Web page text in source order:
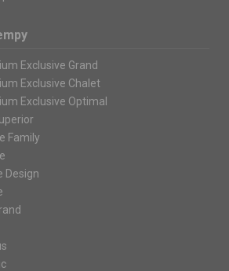
Exclusive Grand
Exclusive Chalet
Exclusive Optimal
Family
Design